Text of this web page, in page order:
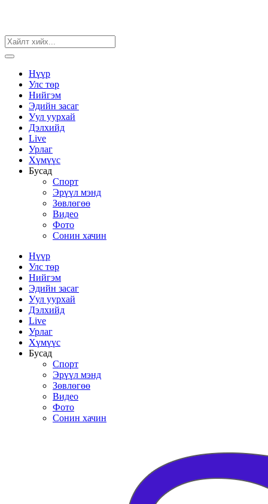
Нүүр
Улс төр
Нийгэм
Эдийн засаг
Уул уурхай
Дэлхийд
Live
Урлаг
Хүмүүс
Бусад
Спорт
Эрүүл мэнд
Зөвлөгөө
Видео
Фото
Сонин хачин
Нүүр
Улс төр
Нийгэм
Эдийн засаг
Уул уурхай
Дэлхийд
Live
Урлаг
Хүмүүс
Бусад
Спорт
Эрүүл мэнд
Зөвлөгөө
Видео
Фото
Сонин хачин